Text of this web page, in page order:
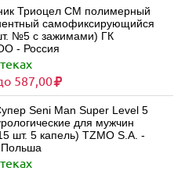
Триоцел СМ полимерный
самофиксирующийся
№5 с зажимами) ГК
- Россия
587,00
Seni Man Super Level 5
для мужчин
шт. 5 капель) TZMO S.A. -
Польша